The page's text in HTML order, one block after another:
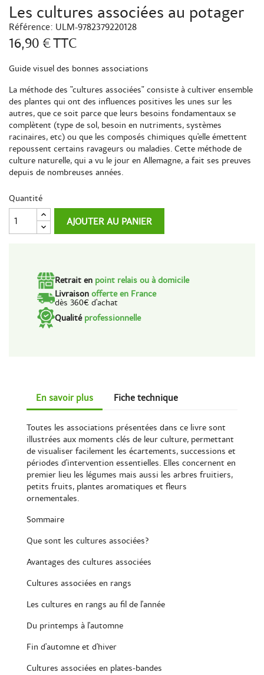
Les cultures associées au potager
Référence: ULM-9782379220128
16,90 €TTC
Guide visuel des bonnes associations
La méthode des "cultures associées" consiste à cultiver ensemble
des plantes qui ont des influences positives les unes sur les
autres, que ce soit parce que leurs besoins fondamentaux se
complètent (type de sol, besoin en nutriments, systèmes
racinaires, etc) ou que les composés chimiques qu'elle émettent
repoussent certains ravageurs ou maladies. Cette méthode de
culture naturelle, qui a vu le jour en Allemagne, a fait ses preuves
depuis de nombreuses années.
Quantité
AJOUTER AU PANIER
Retrait en point relais ou à domicile
Livraison offerte en France
dès 360€ d'achat
Qualité professionnelle
En savoir plus Fiche technique
Toutes les associations présentées dans ce livre sont
illustrées aux moments clés de leur culture, permettant
de visualiser facilement les écartements, successions et
périodes d'intervention essentielles. Elles concernent en
premier lieu les légumes mais aussi les arbres fruitiers,
petits fruits, plantes aromatiques et fleurs
ornementales.
Sommaire
Que sont les cultures associées?
Avantages des cultures associées
Cultures associées en rangs
Les cultures en rangs au fil de l'année
Du printemps à l'automne
Fin d'automne et d'hiver
Cultures associées en plates-bandes